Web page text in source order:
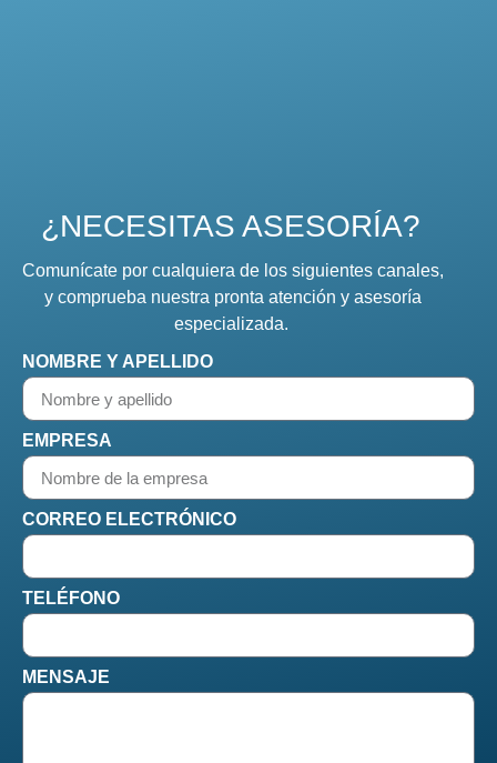
¿NECESITAS ASESORÍA?
Comunícate por cualquiera de los siguientes canales,
y comprueba nuestra pronta atención y asesoría
especializada.
NOMBRE Y APELLIDO
EMPRESA
CORREO ELECTRÓNICO
TELÉFONO
MENSAJE